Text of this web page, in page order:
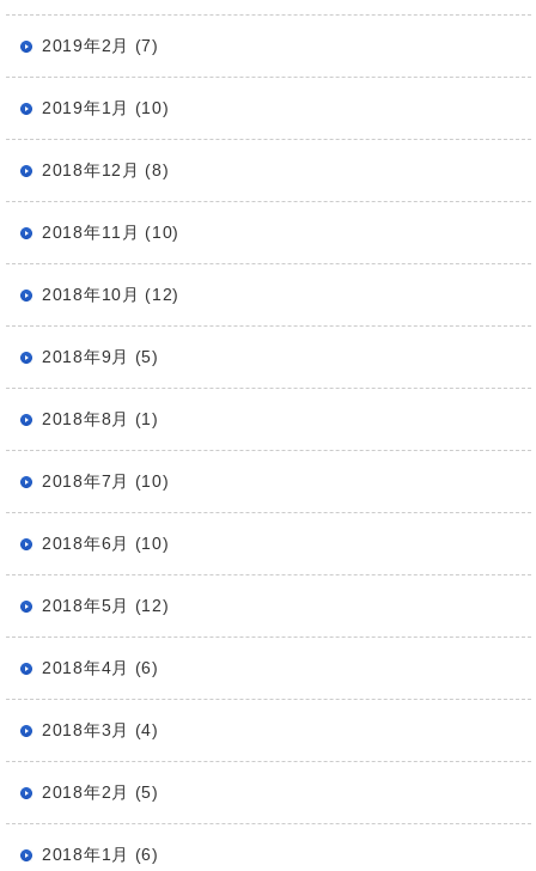
2019年2月 (7)
2019年1月 (10)
2018年12月 (8)
2018年11月 (10)
2018年10月 (12)
2018年9月 (5)
2018年8月 (1)
2018年7月 (10)
2018年6月 (10)
2018年5月 (12)
2018年4月 (6)
2018年3月 (4)
2018年2月 (5)
2018年1月 (6)